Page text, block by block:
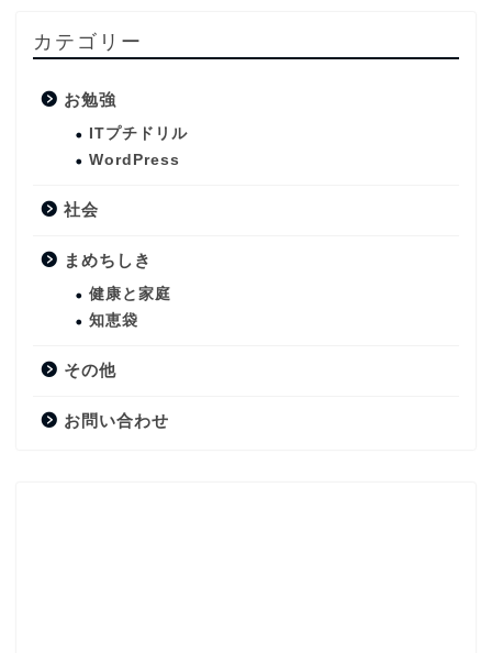
カテゴリー
お勉強
ITプチドリル
WordPress
社会
まめちしき
健康と家庭
知恵袋
その他
お問い合わせ